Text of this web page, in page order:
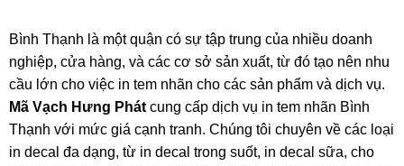
Bình Thạnh là một quận có sự tập trung của nhiều doanh
nghiệp, cửa hàng, và các cơ sở sản xuất, từ đó tạo nên nhu
Mã Vạch Hưng Phát cung cấp dịch vụ in tem nhãn Bình
Thạnh với mức giá cạnh tranh. Chúng tôi chuyên về các loại
in decal đa dạng, từ in decal trong suốt, in decal sữa, cho